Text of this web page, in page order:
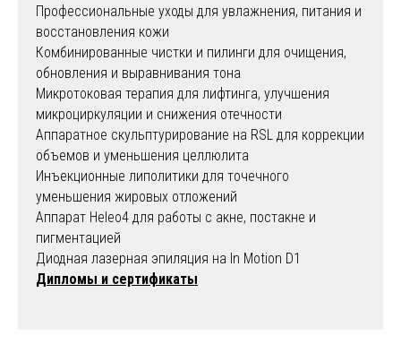
Профессиональные уходы для увлажнения, питания и
восстановления кожи
Комбинированные чистки и пилинги для очищения,
обновления и выравнивания тона
Микротоковая терапия для лифтинга, улучшения
микроциркуляции и снижения отечности
Аппаратное скульптурирование на RSL для коррекции
объемов и уменьшения целлюлита
Инъекционные липолитики для точечного
уменьшения жировых отложений
Аппарат Heleo4 для работы с акне, постакне и
пигментацией
Диодная лазерная эпиляция на In Motion D1
Дипломы и сертификаты